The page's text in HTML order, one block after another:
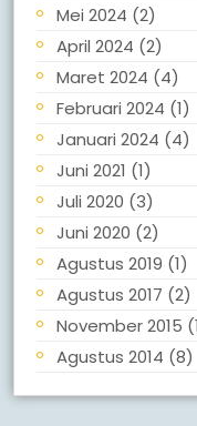
Mei 2024 (2)
April 2024 (2)
Maret 2024 (4)
Februari 2024 (1)
Januari 2024 (4)
Juni 2021 (1)
Juli 2020 (3)
Juni 2020 (2)
Agustus 2019 (1)
Agustus 2017 (2)
November 2015
Agustus 2014 (8)